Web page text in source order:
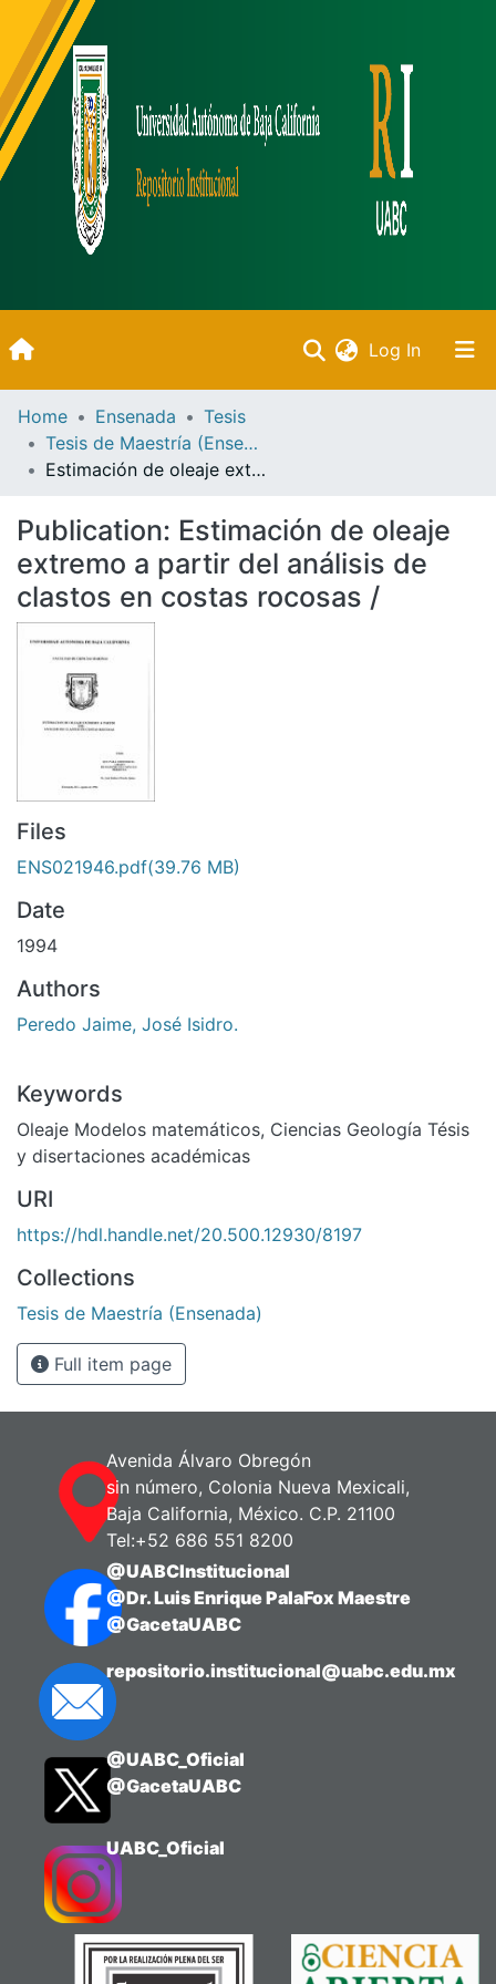
Log In(current)
Inicio
Communities & Collections
Statistics
Bibliotecas
Home Ensenada
Tesis
Tesis de Maestría (Ensenada)
Estimación de oleaje extremo a partir del análisis de clastos en costas rocosas /
Publication: Estimación de oleaje
extremo a partir del análisis de
clastos en costas rocosas /
Files
ENS021946.pdf(39.76 MB)
Date
1994
Authors
Peredo Jaime, José Isidro.
Keywords
Oleaje Modelos matemáticos, Ciencias Geología Tésis
y disertaciones académicas
URI
https://hdl.handle.net/20.500.12930/8197
Collections
Tesis de Maestría (Ensenada)
Full item page
Avenida Álvaro Obregón
sin número, Colonia Nueva Mexicali,
Baja California, México. C.P. 21100
Tel:+52 686 551 8200
@UABCInstitucional
@Dr. Luis Enrique PalaFox Maestre
@GacetaUABC
repositorio.institucional@uabc.edu.mx
@UABC_Oficial
@GacetaUABC
UABC_Oficial